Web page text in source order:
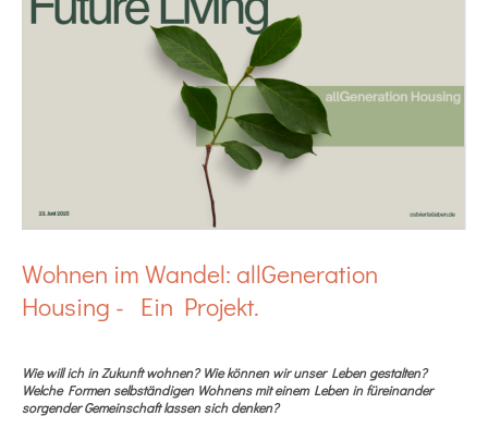
Wohnen im Wandel: allGeneration
Housing - Ein Projekt.
Wie will ich in Zukunft wohnen? Wie können wir unser Leben gestalten?
Welche Formen selbständigen Wohnens mit einem Leben in füreinander
sorgender Gemeinschaft lassen sich denken?